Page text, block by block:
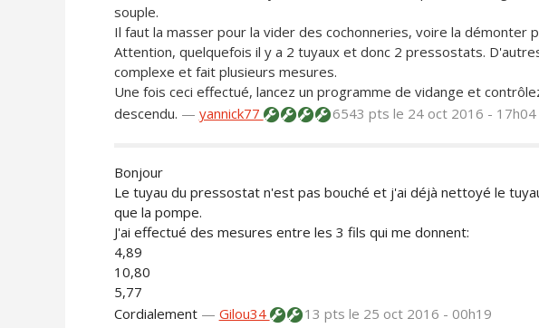
souple.
Il faut la masser pour la vider des cochonneries, voire la démonter
Attention, quelquefois il y a 2 tuyaux et donc 2 pressostats.
complexe et fait plusieurs mesures.
Une fois ceci effectué, lancez un programme de vidange et
descendu. — yannick77 6543 pts le 24 oct 2016 - 17h04
Bonjour
Le tuyau du pressostat n'est pas bouché et j'ai déjà nettoyé le
que la pompe.
J'ai effectué des mesures entre les 3 fils qui me donnent:
4,89
10,80
5,77
Cordialement — Gilou34 13 pts le 25 oct 2016 - 00h19